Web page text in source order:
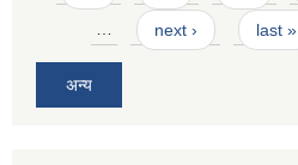
… next › last »
अन्य